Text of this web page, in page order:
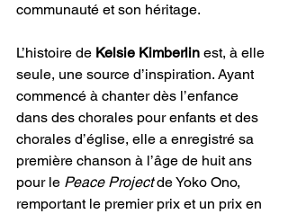
communauté et son héritage.
L’histoire de Kelsie Kimberlin est, à elle
seule, une source d’inspiration. Ayant
commencé à chanter dès l’enfance
dans des chorales pour enfants et des
chorales d’église, elle a enregistré sa
première chanson à l’âge de huit ans
pour le Peace Project de Yoko Ono,
remportant le premier prix et un prix en